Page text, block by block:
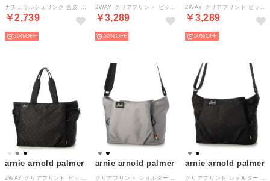
￥2,739
50%
￥3,289
50%
￥3,289
50%
arnie arnold palmer arnie arnold palmer arnie arnold palmer